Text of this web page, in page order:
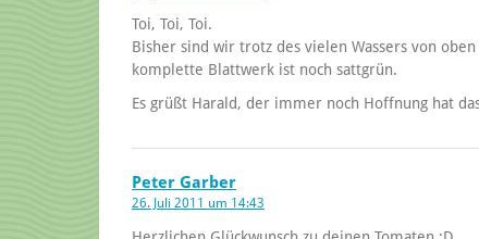
Toi, Toi, Toi.
Bisher sind wir trotz des vielen Wassers von
komplette Blattwerk ist noch sattgrün.
Es grüßt Harald, der immer noch Hoffnung hat
Peter Garber
26. Juli 2011 um 14:43